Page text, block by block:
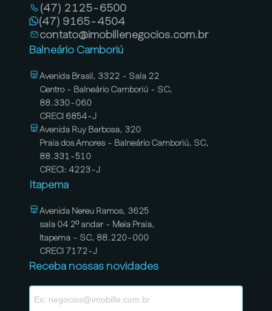
(47) 2125-6500
(47) 9165-4504
contato@imobillenegocios.com.br
Balneário Camboriú
Avenida Brasil, 3322 - Sala 22
Centro - Balneário Camboriú - SC,
88.330-060
CRECI 6854-J
Avenida Ruy Barbosa, 320
Praia dos Amores - Balneário Camboriú, SC,
88.331-510
CRECI: 4223-J
Itapema
Avenida Nereu Ramos, 3625
sala 04 2º andar - Meia Praia,
Itapema - SC, 88.220-000
CRECI 7172-J
Receba nossas novidades